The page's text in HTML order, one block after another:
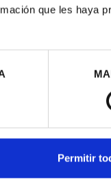
que les haya
Permitir